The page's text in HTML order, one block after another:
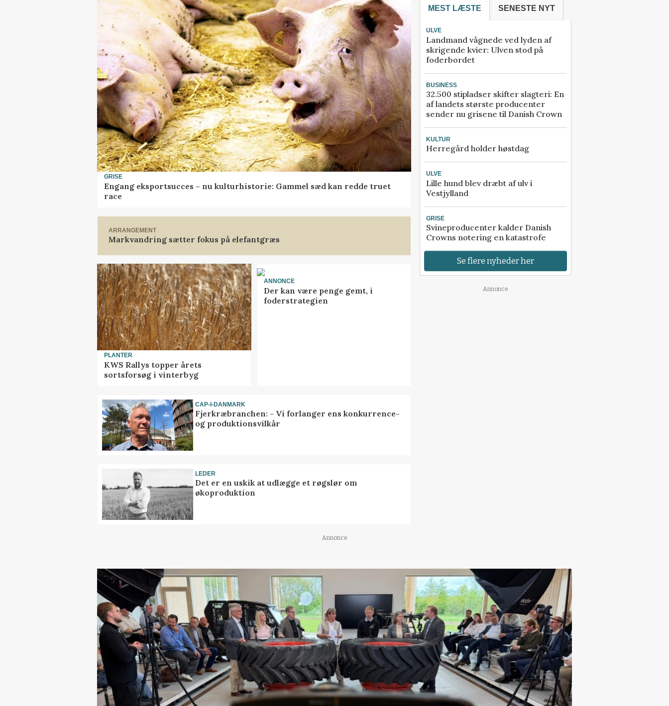
GRISE
Engang eksportsucces – nu kulturhistorie: Gammel sæd kan redde truet
race
ARRANGEMENT
Markvandring sætter fokus på elefantgræs
PLANTER
KWS Rallys topper årets
sortsforsøg i vinterbyg
ANNONCE
Der kan være penge gemt, i
foderstrategien
CAP-I-DANMARK
Fjerkræbranchen: - Vi forlanger ens konkurrence-
og produktionsvilkår
LEDER
Det er en uskik at udlægge et røgslør om
økoproduktion
MEST LÆSTE SENESTE NYT
ULVE
Landmand vågnede ved lyden af
skrigende kvier: Ulven stod på
foderbordet
BUSINESS
32.500 stipladser skifter slagteri: En
af landets største producenter
sender nu grisene til Danish Crown
KULTUR
Herregård holder høstdag
ULVE
Lille hund blev dræbt af ulv i
Vestjylland
GRISE
Svineproducenter kalder Danish
Crowns notering en katastrofe
Se flere nyheder her
Annonce
Annonce